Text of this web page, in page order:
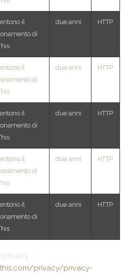
il
di
due anni HTTP
il
di
due anni HTTP
il
di
due anni HTTP
il
di
due anni HTTP
il
di
due anni HTTP
privacy –
privacy/privacy-